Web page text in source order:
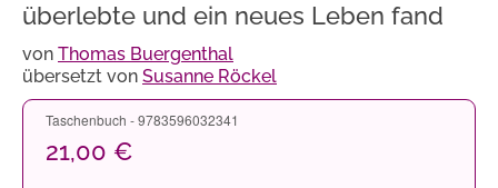
überlebte und ein neues Leben fand
von Thomas Buergenthal
übersetzt von Susanne Röckel
Taschenbuch - 9783596032341
21,00 €